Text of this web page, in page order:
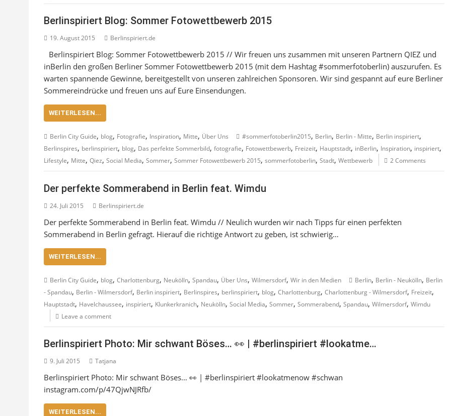
Berlinspiriert Blog: Sommer Fotowettbewerb 2015
19. August 2015 Berlinspiriert.de
Berlinspiriert Blog: Sommer Fotowettbewerb 2015 // Wir freuen uns zusammen mit unseren Partnern QIEZ und
inBerlin den großen Berliner Sommer Fotowettbewerb 2015 (mit dem Hashtag #sommerfotoberlin) auszurufen. Es
warten spannende Gewinne, bereitgestellt von unseren zahlreichen Sponsoren. Wir sind gespannt auf eure Berliner
Sommereindrücke und freuen uns auf Eure Einsendungen.
WEITERLESEN...
Berlin City Guide, blog, Fotografie, Inspiration, Mitte, Über Uns #sommerfotoberlin2015, Berlin, Berlin - Mitte, Berlin inspiriert,
Berlinspires, berlinspiriert, blog, Das perfekte Sommerbild, fotografie, Fotowettbewerb, Freizeit, Hauptstadt, inBerlin, Inspiration, inspiriert,
Lifestyle, Mitte, Qiez, Social Media, Sommer, Sommer Fotowettbewerb 2015, sommerfotoberlin, Stadt, Wettbewerb 2 Comments
Der perfekte Sommerabend in Berlin feat. Wimdu
24. Juli 2015 Berlinspiriert.de
Der perfekte Sommerabend in Berlin feat. Wimdu // Neulich wurden wir nach Tipps für einen perfekten
Sommerabend in Berlin gefragt. Hierauf die richtige Antwort zu geben, ist schwierig…
WEITERLESEN...
Berlin City Guide, blog, Charlottenburg, Neukölln, Spandau, Über Uns, Wilmersdorf, Wir in den Medien Berlin, Berlin - Neukölln, Berlin
- Spandau, Berlin - Wilmersdorf, Berlin inspiriert, Berlinspires, berlinspiriert, blog, Charlottenburg, Charlottenburg - Wilmersdorf, Freizeit,
Hauptstadt, Havelchaussee, inspiriert, Klunkerkranich, Neukölln, Social Media, Sommer, Sommerabend, Spandau, Wilmersdorf, Wimdu
Leave a comment
Berlinspiriert Photo: Mir schwant Böses… 👀 | #berlinspiriert #lookatme…
9. Juli 2015 Tatjana
Berlinspiriert Photo: Mir schwant Böses… 👀 | #berlinspiriert #lookatmenow #schwan
instagram.com/p/47QjwNJRfb/
WEITERLESEN...